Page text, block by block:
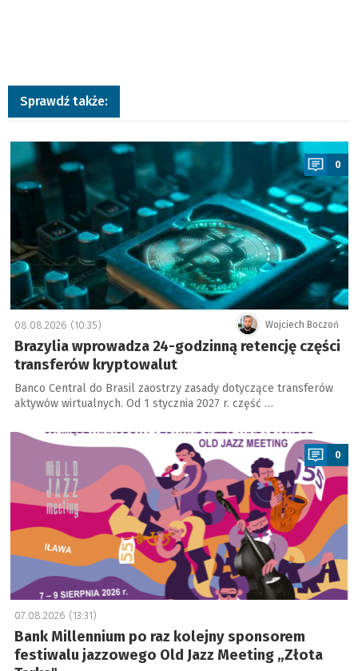
Sprawdź także:
a
0
Wojciech Boczoń
08.08.2026 (10:35)
Brazylia wprowadza 24-godzinną retencję części
transferów kryptowalut
Banco Central do Brasil zaostrzy zasady dotyczące transferów
aktywów wirtualnych. Od 1 stycznia 2027 r. część …
a
0
07.08.2026 (13:31)
Bank Millennium po raz kolejny sponsorem
festiwalu jazzowego Old Jazz Meeting „Złota